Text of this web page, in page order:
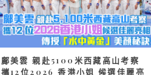
鄺美雲 親赴5100米西藏高山考察
攜12位2026 香港小姐 候選佳麗亮
相 傳授「水中黃金」美顏秘訣